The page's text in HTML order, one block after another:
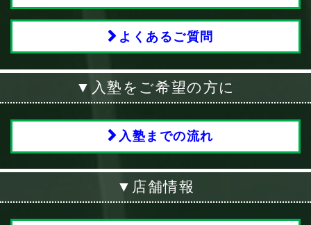
よくあるご質問
▼入塾をご希望の方に
入塾までの流れ
▼店舗情報